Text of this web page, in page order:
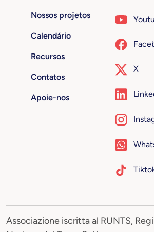
Nossos projetos
Calendário
Recursos
Contatos
Apoie-nos
X
Associazione iscritta al RUNTS,